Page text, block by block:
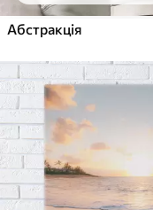
Абстракція